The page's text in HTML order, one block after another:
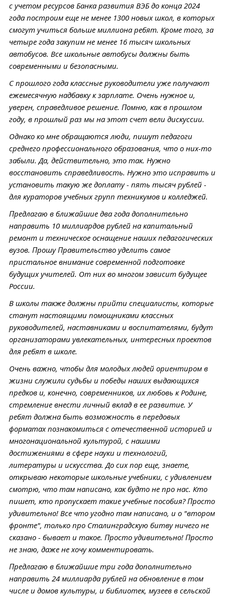
с учетом ресурсов Банка развития ВЭБ до конца 2024
года построим еще не менее 1300 новых школ, в которых
смогут учиться больше миллиона ребят. Кроме того, за
четыре года закупим не менее 16 тысяч школьных
автобусов. Все школьные автобусы должны быть
современными и безопасными.
С прошлого года классные руководители уже получают
ежемесячную надбавку к зарплате. Очень нужное и,
уверен, справедливое решение. Помню, как в прошлом
году, в прошлый раз мы на этот счет вели дискуссии.
Однако ко мне обращаются люди, пишут педагоги
среднего профессионального образования, что о них-то
забыли. Да, действительно, это так. Нужно
восстановить справедливость. Нужно это исправить и
установить такую же доплату - пять тысяч рублей -
для кураторов учебных групп техникумов и колледжей.
Предлагаю в ближайшие два года дополнительно
направить 10 миллиардов рублей на капитальный
ремонт и техническое оснащение наших педагогических
вузов. Прошу Правительство уделить самое
пристальное внимание современной подготовке
будущих учителей. От них во многом зависит будущее
России.
В школы также должны прийти специалисты, которые
станут настоящими помощниками классных
руководителей, наставниками и воспитателями, будут
организаторами увлекательных, интересных проектов
для ребят в школе.
Очень важно, чтобы для молодых людей ориентиром в
жизни служили судьбы и победы наших выдающихся
предков и, конечно, современников, их любовь к Родине,
стремление внести личный вклад в ее развитие. У
ребят должна быть возможность в передовых
форматах познакомиться с отечественной историей и
многонациональной культурой, с нашими
достижениями в сфере науки и технологий,
литературы и искусства. До сих пор еще, знаете,
открываю некоторые школьные учебники, с удивлением
смотрю, что там написано, как будто не про нас. Кто
пишет, кто пропускает такие учебные пособия? Просто
удивительно! Все что угодно там написано, и о "втором
фронте", только про Сталинградскую битву ничего не
сказано - бывает и такое. Просто удивительно! Просто
не знаю, даже не хочу комментировать.
Предлагаю в ближайшие три года дополнительно
направить 24 миллиарда рублей на обновление в том
числе и домов культуры, и библиотек, музеев в сельской